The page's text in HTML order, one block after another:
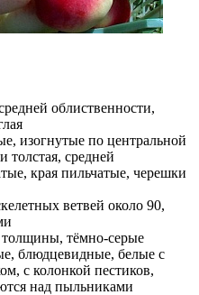
облиственности,
изогнутые по центральной
толстая, средней
края пильчатые, черешки
ветвей около 90,
тёмно-серые
блюдцевидные, белые с
с колонкой пестиков,
над пыльниками